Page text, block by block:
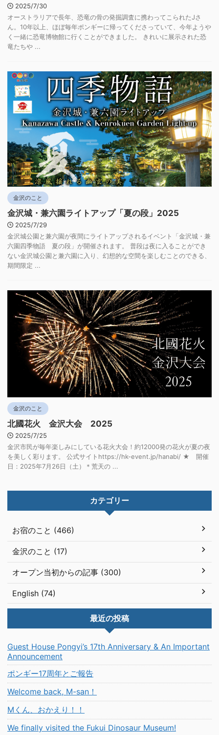
2025/7/30
オーストラリアで長年、恐竜の骨の発掘調査に携わってこられたJさ
ん。10年以上、ほぼ毎年ポンギーに帰ってくださっていて、今年ようや
く一緒に恐竜博物館に行くことができました。 きれいに展示された恐
竜たちや ...
金沢のこと
金沢城・兼六園ライトアップ「夏の段」2025
2025/7/29
金沢城公園と兼六園が夜間にライトアップされるイベント「金沢城・兼
六園四季物語 夏の段」が開催されます。 普段は夜に入ることができ
ない金沢城公園と兼六園に入り、幻想的な空間を楽しむことのできる、
期間限定 ...
金沢のこと
北國花火 金沢大会 2025
2025/7/25
金沢市民が毎年楽しみにしている花火大会！約12000発の花火が夏の夜
を美しく彩ります。 公式サイトhttps://hk-event.jp/hanabi/ ★ 開催
日：2025年7月26日（土）＊荒天の ...
カテゴリー
お宿のこと (466)
金沢のこと (17)
オープン当初からの記事 (300)
English (74)
最近の投稿
Guest House Pongyi’s 17th Anniversary & An Important
Announcement
ポンギー17周年とご報告
Welcome back, M-san！
Mくん、おかえり！！
We finally visited the Fukui Dinosaur Museum!